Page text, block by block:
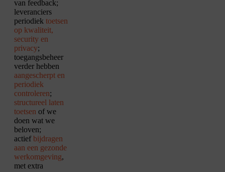
van feedback;
leveranciers
periodiektoetsen
op kwaliteit,
security en
privacy;
toegangsbeheer
verder hebben
aangescherpt en
periodiek
controleren;
structureel laten
toetsen of we
doen wat we
beloven;
actiefbijdragen
aan een gezonde
werkomgeving,
met extra